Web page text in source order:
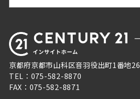
京都府京都市山科区音羽役出町1番地26
TEL：075-582-8870
FAX：075-582-8871